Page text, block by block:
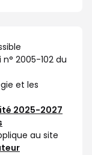
2005-102 du
et les
2025-2027
au site